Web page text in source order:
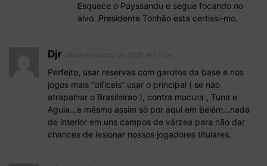
Esquece o Payssandu e segue focando no
alvo. Presidente Tonhão esta certissi-mo.
Djr
Perfeito, usar reservas com garotos da base e nos
jogos mais “dificeis” usar o principal ( se não
atrapalhar o Brasileirao ), contra mucura , Tuna e
Aguia…e mêsmo assim só por aqui em Belém…nada
de interior em uns campos de várzea para não dar
chances de lesionar nossos jogadores titulares.